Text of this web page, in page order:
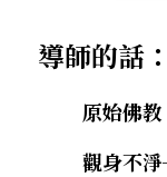
導師的話：